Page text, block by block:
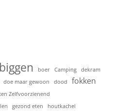
biggen boer Camping
dekram
doe maar gewoon dood
fokken
Zelfvoorzienend
gezond eten
houtkachel